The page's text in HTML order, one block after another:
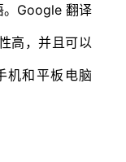
。Google 翻译
高，并且可以
机和平板电脑